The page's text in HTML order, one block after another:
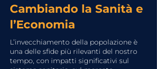
Cambiando la Sanità e
l’Economia
L’invecchiamento della popolazione è
una delle sfide più rilevanti del nostro
tempo, con impatti significativi sul